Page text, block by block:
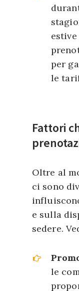
per
le
Fattori
Oltre al
ci sono
e sulla
sedere.
le